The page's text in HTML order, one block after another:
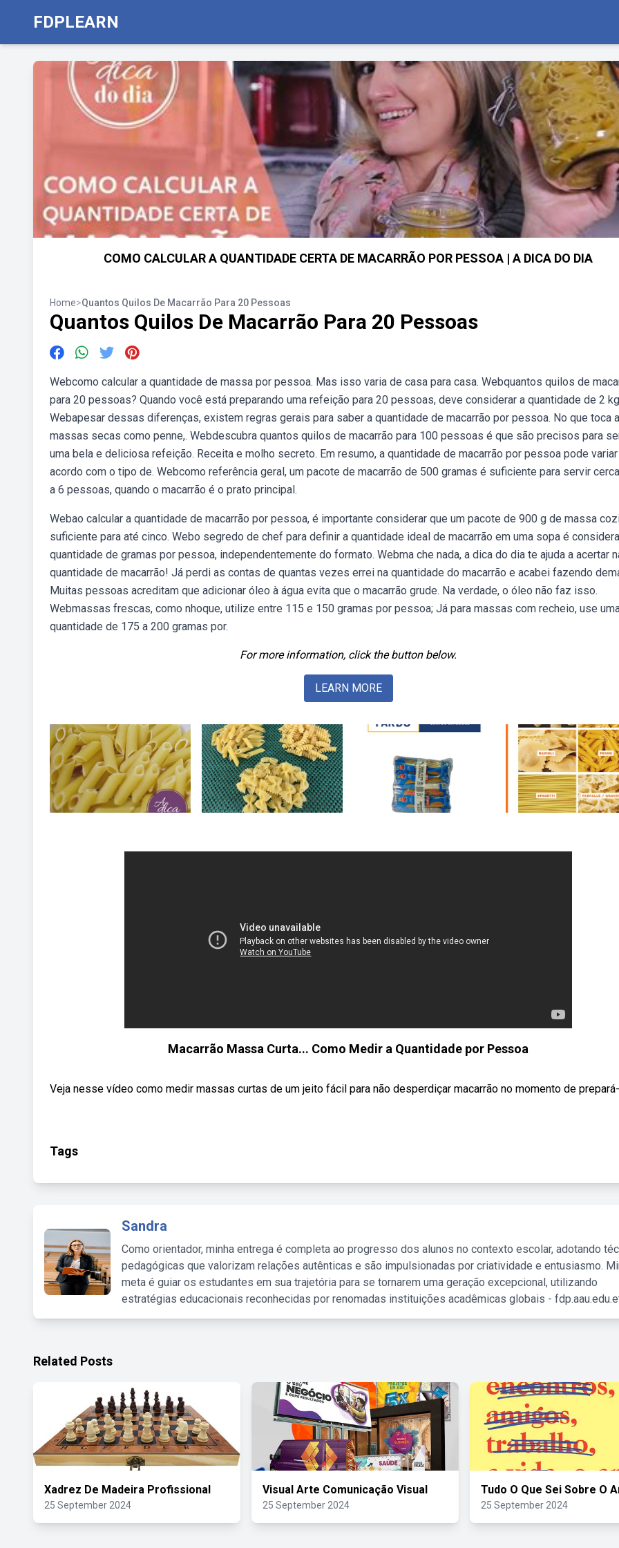
FDPLEARN
COMO CALCULAR A QUANTIDADE CERTA DE MACARRÃO POR PESSOA | A DICA DO DIA
Home>Quantos Quilos De Macarrão Para 20 Pessoas
Quantos Quilos De Macarrão Para 20 Pessoas
Webcomo calcular a quantidade de massa por pessoa. Mas isso varia de casa para casa. Webquantos quilos de
para 20 pessoas? Quando você está preparando uma refeição para 20 pessoas, deve considerar a quantidade de 2
Webapesar dessas diferenças, existem regras gerais para saber a quantidade de macarrão por pessoa. No que toca a
massas secas como penne,. Webdescubra quantos quilos de macarrão para 100 pessoas é que são precisos para
uma bela e deliciosa refeição. Receita e molho secreto. Em resumo, a quantidade de macarrão por pessoa pode
acordo com o tipo de. Webcomo referência geral, um pacote de macarrão de 500 gramas é suficiente para servir
a 6 pessoas, quando o macarrão é o prato principal.
Webao calcular a quantidade de macarrão por pessoa, é importante considerar que um pacote de 900 g de massa
suficiente para até cinco. Webo segredo de chef para definir a quantidade ideal de macarrão em uma sopa é
quantidade de gramas por pessoa, independentemente do formato. Webma che nada, a dica do dia te ajuda a acertar
quantidade de macarrão! Já perdi as contas de quantas vezes errei na quantidade do macarrão e acabei fazendo
Muitas pessoas acreditam que adicionar óleo à água evita que o macarrão grude. Na verdade, o óleo não faz isso.
Webmassas frescas, como nhoque, utilize entre 115 e 150 gramas por pessoa; Já para massas com recheio, use
quantidade de 175 a 200 gramas por.
For more information, click the button below.
LEARN MORE
Macarrão Massa Curta... Como Medir a Quantidade por Pessoa
Veja nesse vídeo como medir massas curtas de um jeito fácil para não desperdiçar macarrão no momento de
Tags
Sandra
Como orientador, minha entrega é completa ao progresso dos alunos no contexto escolar, adotando
pedagógicas que valorizam relações autênticas e são impulsionadas por criatividade e entusiasmo.
meta é guiar os estudantes em sua trajetória para se tornarem uma geração excepcional, utilizando
estratégias educacionais reconhecidas por renomadas instituições acadêmicas globais -
Related Posts
Xadrez De Madeira Profissional
25 September 2024
Visual Arte Comunicação Visual
25 September 2024
Tudo O Que Sei Sobre O
25 September 2024